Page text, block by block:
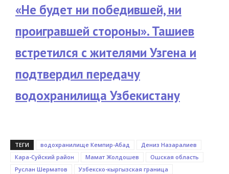
«Не будет ни победившей, ни
проигравшей стороны». Ташиев
встретился с жителями Узгена и
подтвердил передачу
водохранилища Узбекистану
ТЕГИ водохранилище Кемпир-Абад
Дениз Назаралиев
Кара-Суйский район
Мамат Жолдошев
Ошская область
Руслан Шерматов
Узбекско-кыргызская граница